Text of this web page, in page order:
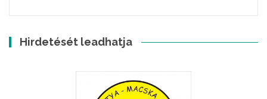
Hirdetését leadhatja